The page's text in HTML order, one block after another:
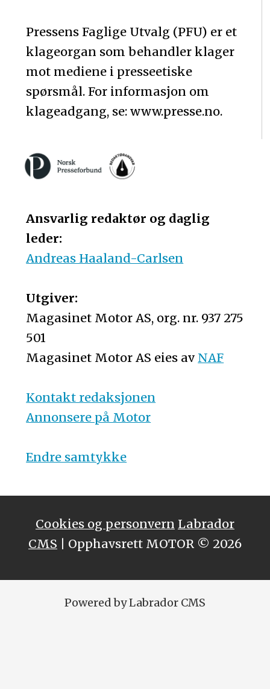
Pressens Faglige Utvalg (PFU) er et
klageorgan som behandler klager
mot mediene i presseetiske
spørsmål. For informasjon om
klageadgang, se: www.presse.no.
Ansvarlig redaktør og daglig
leder:
Andreas Haaland-Carlsen
Utgiver:
Magasinet Motor AS, org. nr. 937 275
501
Magasinet Motor AS eies av NAF
Kontakt redaksjonen
Annonsere på Motor
Endre samtykke
Cookies og personvern Labrador
CMS | Opphavsrett MOTOR © 2026
Powered by Labrador CMS